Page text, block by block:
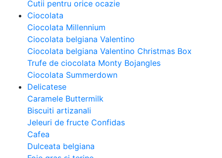
Cutii pentru orice ocazie
Ciocolata
Ciocolata Millennium
Ciocolata belgiana Valentino
Ciocolata belgiana Valentino Christmas Box
Trufe de ciocolata Monty Bojangles
Ciocolata Summerdown
Delicatese
Caramele Buttermilk
Biscuiti artizanali
Jeleuri de fructe Confidas
Cafea
Dulceata belgiana